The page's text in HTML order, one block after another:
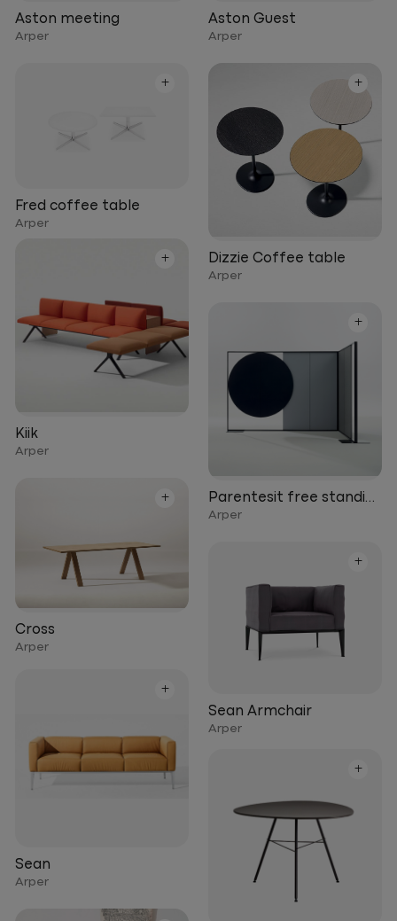
Aston Guest
Arper
Aston meeting
Arper
+
Dizzie Coffee table
Arper
+
Fred coffee table
Arper
+
Kiik
Arper
+
Parentesit free standing
Arper
+
Cross
Arper
+
Sean Armchair
Arper
+
Sean
Arper
+